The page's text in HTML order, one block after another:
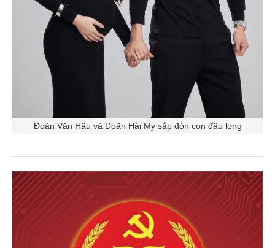
Đoàn Văn Hậu và Doãn Hải My sắp đón con đầu lòng